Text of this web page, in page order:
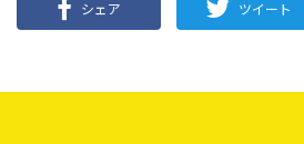
シェア ツイート